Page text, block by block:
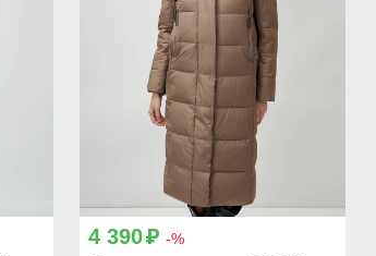
4 390p -%